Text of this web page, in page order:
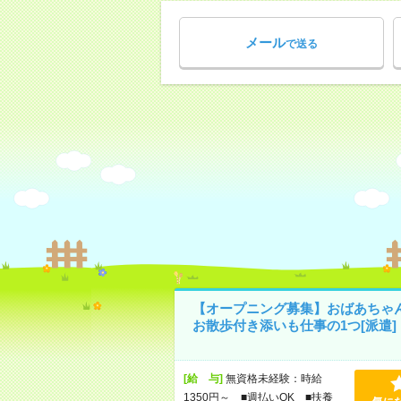
メールで送る
【オープニング募集】おばあちゃ
お散歩付き添いも仕事の1つ[派遣]
[給 与]無資格未経験：時給
1350円～ ■週払いOK ■扶養